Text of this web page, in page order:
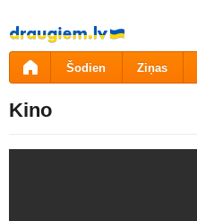
Pāriet
uz
saturu
Šodien Ziņas
Kino